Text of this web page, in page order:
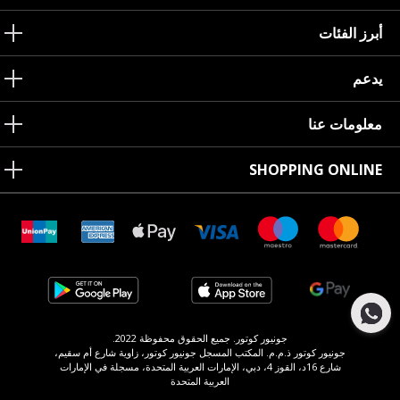
أبرز الفئات
يدعم
معلومات عنا
SHOPPING ONLINE
جونيور كوتور. جميع الحقوق محفوظة 2022.
جونيور كوتور ذ.م.م. المكتب المسجل جونيور كوتور، زاوية شارع أم سقيم،
شارع 16د، القوز 4، دبي، الإمارات العربية المتحدة، مسجلة في الإمارات
العربية المتحدة